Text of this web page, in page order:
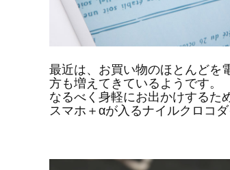
最近は、お買い物のほとんどを
方も増えてきているようです。
なるべく身軽にお出かけするた
スマホ＋αが入るナイルクロコ